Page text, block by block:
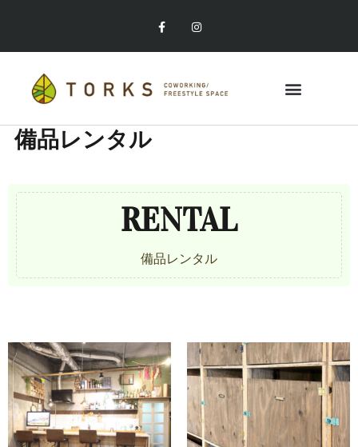
備品レンタル
RENTAL
備品レンタル